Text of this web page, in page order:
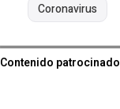
Coronavirus
Contenido patrocinado